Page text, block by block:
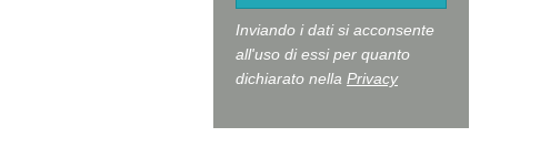
Inviando i dati si acconsente
all'uso di essi per quanto
dichiarato nella Privacy